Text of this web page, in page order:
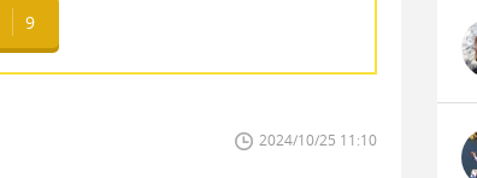
9
2024/10/25 11:10